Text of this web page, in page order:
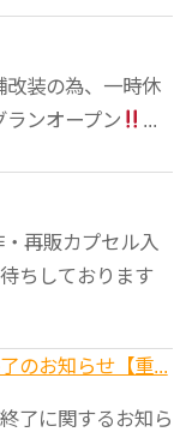
装の為、一時休
ランオープン
...
再販カプセル入
ちしております
のお知らせ【重...
了に関するお知ら